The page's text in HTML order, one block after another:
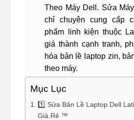
Theo Máy Dell. Sửa
chỉ chuyên cung cấp
phẩm linh kiện thuộc
giá thành cạnh tranh,
hóa bản lề laptop zin,
theo máy.
Mục Lục
1️⃣ Sửa Bản Lề Laptop Dell
Giá Rẻ ™